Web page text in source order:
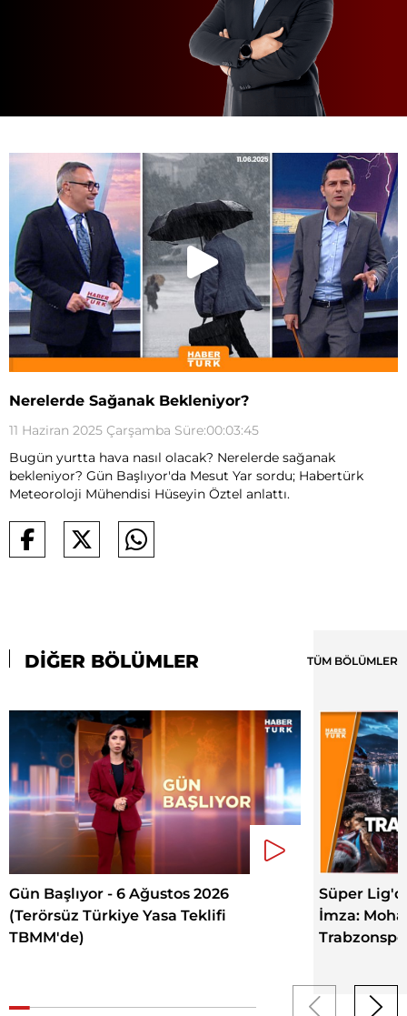
Nerelerde Sağanak Bekleniyor?
11 Haziran 2025 Çarşamba Süre:00:03:45
Bugün yurtta hava nasıl olacak? Nerelerde sağanak
bekleniyor? Gün Başlıyor'da Mesut Yar sordu; Habertürk
Meteoroloji Mühendisi Hüseyin Öztel anlattı.
DİĞER BÖLÜMLER TÜM BÖLÜMLER
Gün Başlıyor - 6 Ağustos 2026
(Terörsüz Türkiye Yasa Teklifi
TBMM'de)
Süper
İmza: